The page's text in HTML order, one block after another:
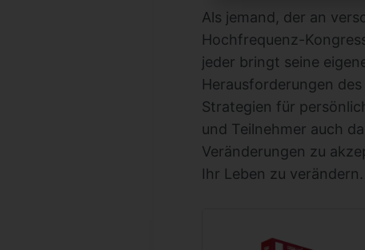
Als jemand, der an
Hochfrequenz-
jeder bringt seine
Herausforderungen
Strategien für
und Teilnehmer auch
Veränderungen zu
Ihr Leben zu verändern.